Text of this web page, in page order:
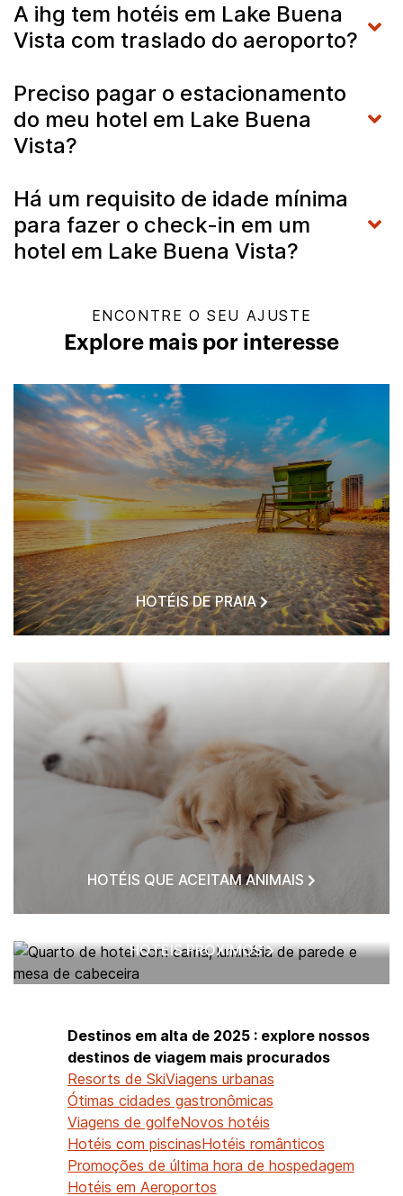
A ihg tem hotéis em Lake Buena
Vista com traslado do aeroporto?
Preciso pagar o estacionamento
do meu hotel em Lake Buena
Vista?
Há um requisito de idade mínima
para fazer o check-in em um
hotel em Lake Buena Vista?
ENCONTRE O SEU AJUSTE
Explore mais por interesse
HOTÉIS DE PRAIA
HOTÉIS QUE ACEITAM ANIMAIS
HOTÉIS PRÓXIMOS
Destinos em alta de 2025 : explore nossos
destinos de viagem mais procurados
Resorts de SkiViagens urbanas
Ótimas cidades gastronômicas
Viagens de golfeNovos hotéis
Hotéis com piscinasHotéis românticos
Promoções de última hora de hospedagem
Hotéis em Aeroportos